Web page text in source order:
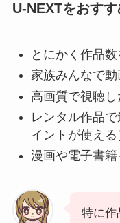
U-NEXTをおす
とにかく作品数
家族みんなで動
高画質で視聴し
レンタル作品
イントが使える
漫画や電子書
特に作